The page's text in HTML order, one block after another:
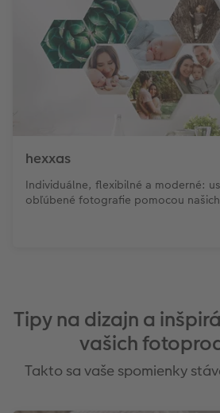
hexxas
Individuálne, flexibilné a moderné:
obľúbené fotografie pomocou
Tipy na dizajn a
vašich
Takto sa vaše spomienky